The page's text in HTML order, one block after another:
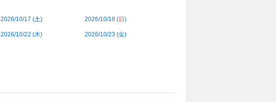
2026/10/17 (土) 2026/10/18 (日 )
2026/10/22 (木) 2026/10/23 (金)